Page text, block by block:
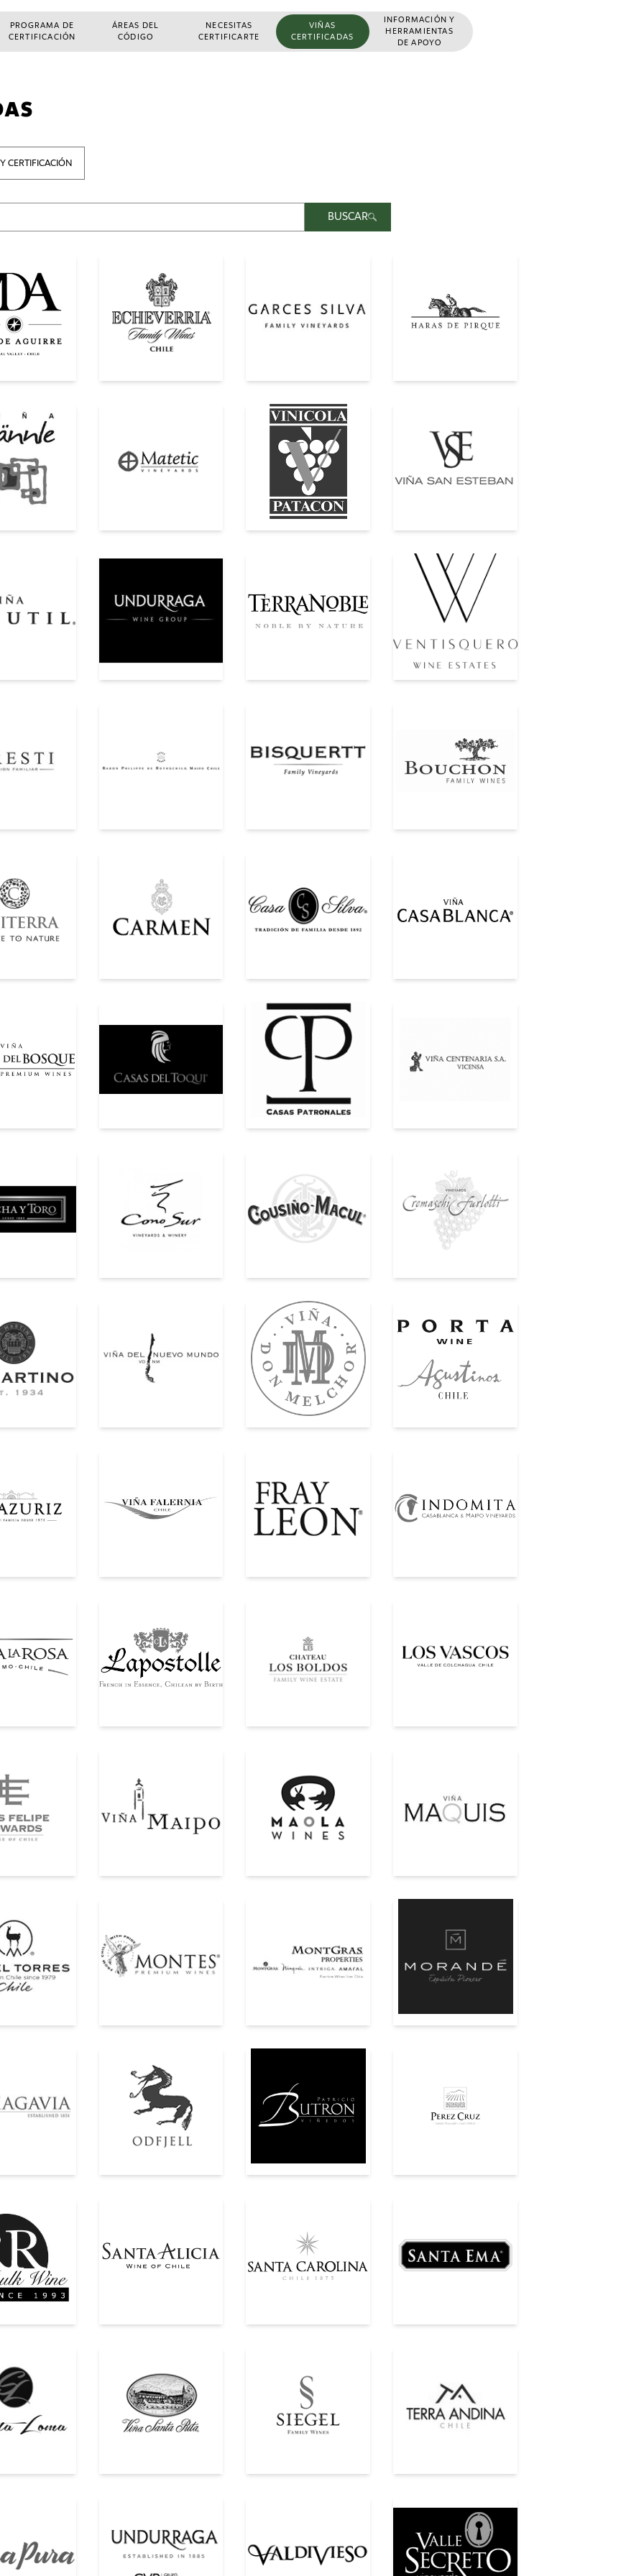
PROGRAMA DE
CERTIFICACIÓN
ÁREAS DEL
CÓDIGO
NECESITAS
CERTIFICARTE
VIÑAS
CERTIFICADAS
INFORMACIÓN Y
HERRAMIENTAS
DE APOYO
CERTIFICACIÓN
BUSCAR